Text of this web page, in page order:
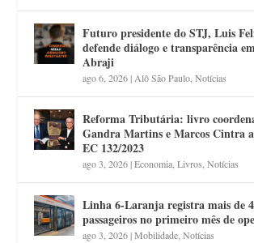
Futuro presidente do STJ, Luis
defende diálogo e transparência
Abraji
ago 6, 2026|Alô São Paulo,Notícias
Reforma Tributária: livro
Gandra Martins e Marcos Cintra
EC 132/2023
ago 3, 2026|Economia,Livros,Notícias
Linha 6-Laranja registra mais de
passageiros no primeiro mês de
ago 3, 2026|Mobilidade,Notícias